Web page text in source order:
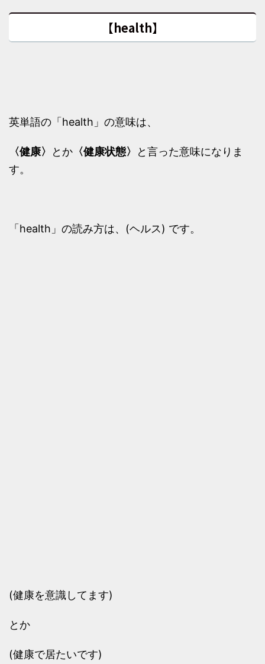
【health】
英単語の「health」の意味は、
〈健康〉 とか 〈健康状態〉
と言った意味になりま
す。
「health」の読み方は、(ヘルス) です。
(健康を意識してます)
とか
(健康で居たいです)